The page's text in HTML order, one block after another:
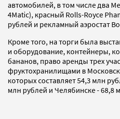
автомобилей, в том числе два
4Matic), красный Rolls-Royce
рублей и рекламный аэростат
Кроме того, на торги была
и оборудование, контейнеры,
бананов, право аренды трех
фруктохранилищами в
которых составляет 54,3 млн
млн рублей и Челябинске - 68,8